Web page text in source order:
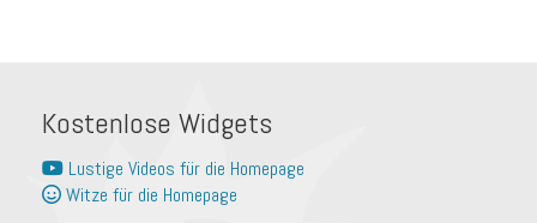
Kostenlose Widgets
Lustige Videos für die Homepage
Witze für die Homepage